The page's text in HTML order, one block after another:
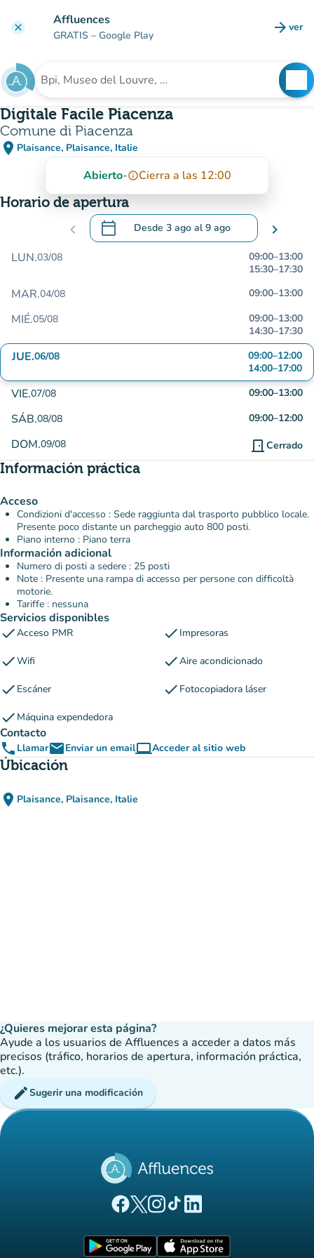
clear Affluences
GRATIS – Google Play arrow_forward ver
Buscar un establecimiento
Digitale Facile Piacenza
Comune di Piacenza
place Plaisance, Plaisance, Italie
(abrir en Google Maps)
(nueva pestaña)
Abierto-info_outlineCierra a las 12:00
Horario de apertura
chevron_left calendar_today Desde 3 ago al9 ago
.Abra el calendario para cambiar las
chevron_right
LUN.03/08 09:00–13:00
15:30–17:30
MAR.04/08 09:00–13:00
MIÉ.05/08 09:00–13:00
14:30–17:30
JUE.06/08 09:00–12:00
14:00–17:00
VIE.07/08 09:00–13:00
SÁB.08/08 09:00–12:00
DOM.09/08 door_front Cerrado
Información práctica
Acceso
Condizioni d'accesso : Sede raggiunta dal trasporto pubblico locale.
Presente poco distante un parcheggio auto 800 posti.
Piano interno : Piano terra
Información adicional
Numero di posti a sedere : 25 posti
Note : Presente una rampa di accesso per persone con difficoltà
motorie.
Tariffe : nessuna
Servicios disponibles
checkAcceso PMR check Impresoras
checkWifi checkAire acondicionado
check Escáner check Fotocopiadora láser
check Máquina expendedora
Contacto
phone LlamaremailEnviar un emailcomputerAcceder al sitio web
(nueva pestaña)
Úbicación
place Plaisance, Plaisance, Italie
(abrir en Google Maps)
(nueva pestaña)
¿Quieres mejorar esta página?
Ayude a los usuarios de Affluences a acceder a datos más
precisos (tráfico, horarios de apertura, información práctica,
etc.).
editSugerir una modificación
(nueva pestaña)
(nueva pestaña)
(nueva pestaña)
(nueva pestaña)
(nueva pestaña)